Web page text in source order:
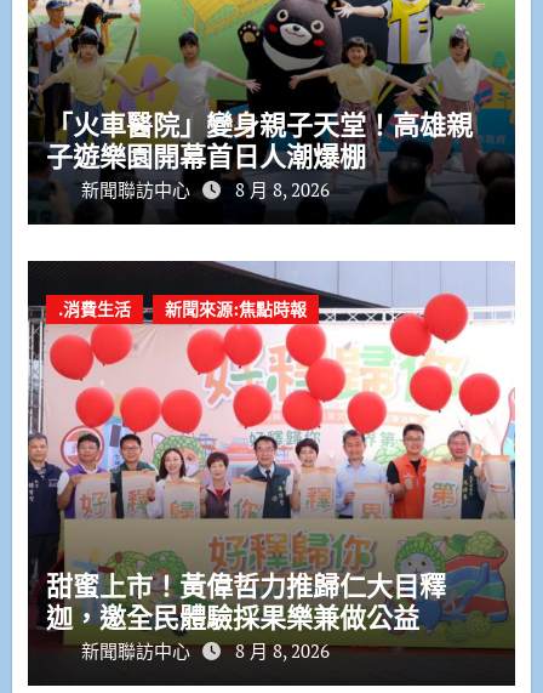
「火車醫院」變身親子天堂！高雄親
子遊樂園開幕首日人潮爆棚
新聞聯訪中心 8 月 8, 2026
.消費生活 新聞來源:焦點時報
甜蜜上市！黃偉哲力推歸仁大目釋
迦，邀全民體驗採果樂兼做公益
新聞聯訪中心 8 月 8, 2026